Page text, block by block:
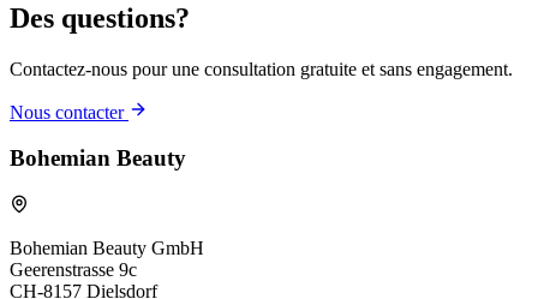
Des questions?
Contactez-nous pour une consultation gratuite et sans engagement.
Nous contacter
Bohemian Beauty
Bohemian Beauty GmbH
Geerenstrasse 9c
CH-8157 Dielsdorf